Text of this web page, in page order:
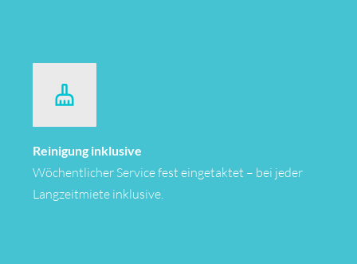
Reinigung inklusive
Wöchentlicher Service fest eingetaktet – bei jeder
Langzeitmiete inklusive.